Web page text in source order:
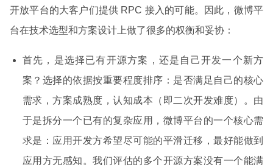
开放平台的大客户们提供 RPC 接入的可能。因此，微博平
台在技术选型和方案设计上做了很多的权衡和妥协：
首先，是选择已有开源方案，还是自己开发一个新方
案？选择的依据按重要程度排序：是否满足自己的核心
需求，方案成熟度，认知成本（即二次开发难度）。由
于是拆分一个已有的复杂应用，微博平台的一个核心需
求是：应用开发方希望尽可能的平滑迁移，最好能做到
应用方无感知。我们评估的多个开源方案没有一个能满